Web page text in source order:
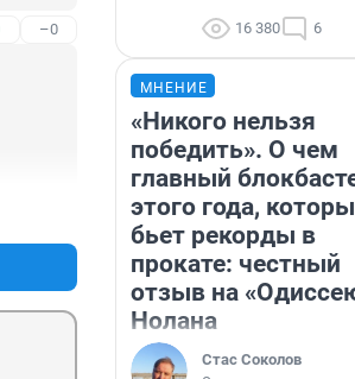
–0 16 380 6
МНЕНИЕ
«Никого нельзя
победить». О чем
главный
этого года,
бьет рекорды в
прокате: честный
отзыв на
Нолана
Стас Соколов